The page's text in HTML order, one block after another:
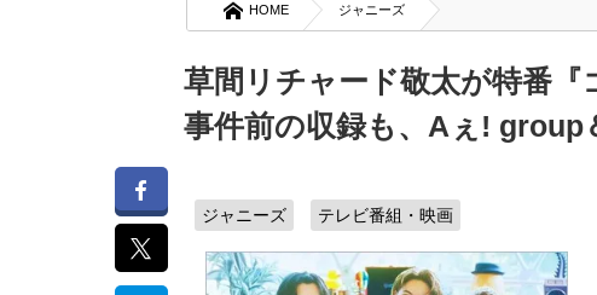
HOME ジャニーズ
草間リチャード敬太が特番『
事件前の収録も、Aぇ! group
ジャニーズ テレビ番組・映画